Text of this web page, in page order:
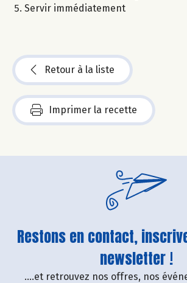
Servir immédiatement
Retour à la liste
Imprimer la recette
Restons en contact,
newsletter !
....et retrouvez nos offres, nos